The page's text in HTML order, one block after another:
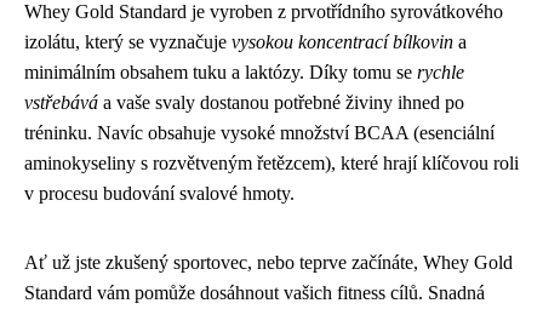
Whey Gold Standard je vyroben z prvotřídního syrovátkového
izolátu, který se vyznačuje vysokou koncentrací bílkovin a
minimálním obsahem tuku a laktózy. Díky tomu se rychle
vstřebává a vaše svaly dostanou potřebné živiny ihned po
tréninku. Navíc obsahuje vysoké množství BCAA (esenciální
aminokyseliny s rozvětveným řetězcem), které hrají klíčovou roli
v procesu budování svalové hmoty.
Ať už jste zkušený sportovec, nebo teprve začínáte, Whey Gold
Standard vám pomůže dosáhnout vašich fitness cílů. Snadná